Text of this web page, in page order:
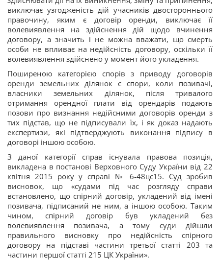
виключає узгодженість дій учасників двостороннього
правочину, яким є договір оренди, виключає її
волевиявлення на здійснення дій щодо вчинення
договору, а значить і не можна вважати, що смерть
особи не впливає на недійсність договору, оскільки її
волевиявлення здійснено у момент його укладення.
Поширеною категорією спорів з приводу договорів
оренди земельних ділянок є спори, коли позивачі,
власники земельних ділянок, після тривалого
отримання орендної плати від орендарів подають
позови про визнання недійсними договорів оренди з
тих підстав, що не підписували їх, і як доказ надають
експертизи, які підтверджують виконання підпису в
договорі іншою особою.
З даної категорії справ існувала правова позиція,
викладена в постанові Верховного Суду України від 22
квітня 2015 року у справі № 6-48цс15. Суд зробив
висновок, що «судами під час розгляду справи
встановлено, що спірний договір, укладений від імені
позивача, підписаний не ним, а іншою особою. Таким
чином, спірний договір був укладений без
волевиявлення позивача, а тому суди дійшли
правильного висновку про недійсність спірного
договору на підставі частини третьої статті 203 та
частини першої статті 215 ЦК України».